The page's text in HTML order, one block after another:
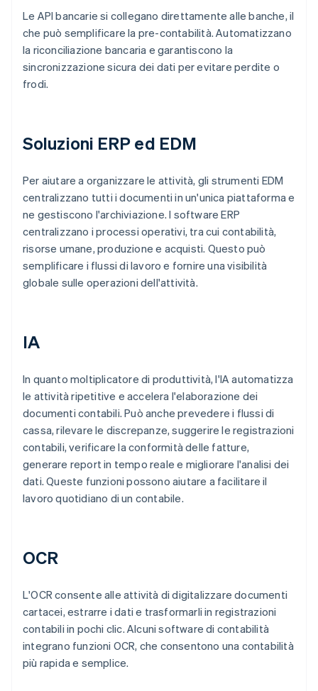
Le API bancarie si collegano direttamente alle banche, il
che può semplificare la pre-contabilità. Automatizzano
la riconciliazione bancaria e garantiscono la
sincronizzazione sicura dei dati per evitare perdite o
frodi.
Soluzioni ERP ed EDM
Per aiutare a organizzare le attività, gli strumenti EDM
centralizzano tutti i documenti in un'unica piattaforma e
ne gestiscono l'archiviazione. I software ERP
centralizzano i processi operativi, tra cui contabilità,
risorse umane, produzione e acquisti. Questo può
semplificare i flussi di lavoro e fornire una visibilità
globale sulle operazioni dell'attività.
IA
In quanto moltiplicatore di produttività, l'IA automatizza
le attività ripetitive e accelera l'elaborazione dei
documenti contabili. Può anche prevedere i flussi di
cassa, rilevare le discrepanze, suggerire le registrazioni
contabili, verificare la conformità delle fatture,
generare report in tempo reale e migliorare l'analisi dei
dati. Queste funzioni possono aiutare a facilitare il
lavoro quotidiano di un contabile.
OCR
L'OCR consente alle attività di digitalizzare documenti
cartacei, estrarre i dati e trasformarli in registrazioni
contabili in pochi clic. Alcuni software di contabilità
integrano funzioni OCR, che consentono una contabilità
più rapida e semplice.